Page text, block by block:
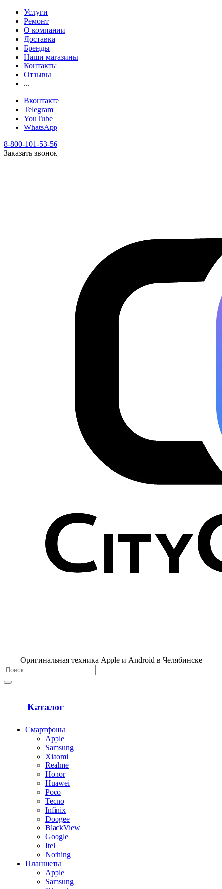
Услуги
Ремонт
О компании
Доставка
Бренды
Наши магазины
Контакты
Отзывы
...
Вконтакте
Telegram
YouTube
WhatsApp
8-800-101-53-56
Заказать звонок
Оригинальная техника Apple и Android в Челябинске
Каталог
Смартфоны
Apple
Samsung
Xiaomi
Realme
Honor
Huawei
Poco
Tecno
Infinix
Doogee
BlackView
Google
Itel
Nothing
Планшеты
Apple
Samsung